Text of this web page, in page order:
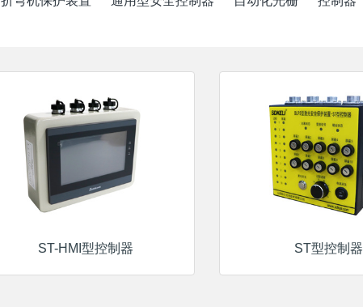
ST-HMI型控制器 ST型控制器